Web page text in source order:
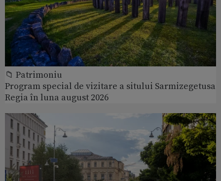
📁 Patrimoniu
Program special de vizitare a sitului Sarmizegetusa
Regia în luna august 2026